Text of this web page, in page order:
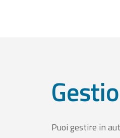
Puoi gestire in